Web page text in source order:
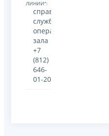
ЛИНИИ":
справочная
служба
операционного
зала
+7
(812)
646-
01-20